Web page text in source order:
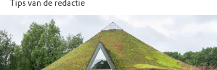
Tips van de redactie